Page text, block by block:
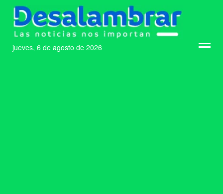
jueves, 6 de agosto de 2026